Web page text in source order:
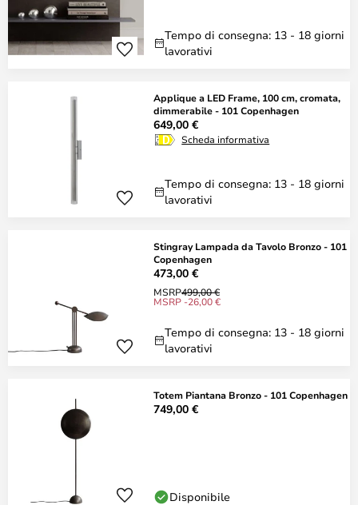
Tempo di consegna: 13 - 18 giorni
lavorativi
Applique a LED Frame, 100 cm, cromata,
dimmerabile - 101 Copenhagen
649,00 €
Scheda informativa
Tempo di consegna: 13 - 18 giorni
lavorativi
Stingray Lampada da Tavolo Bronzo - 101
Copenhagen
473,00 €
MSRP499,00 €
MSRP -26,00 €
Tempo di consegna: 13 - 18 giorni
lavorativi
Totem Piantana Bronzo - 101 Copenhagen
749,00 €
Disponibile